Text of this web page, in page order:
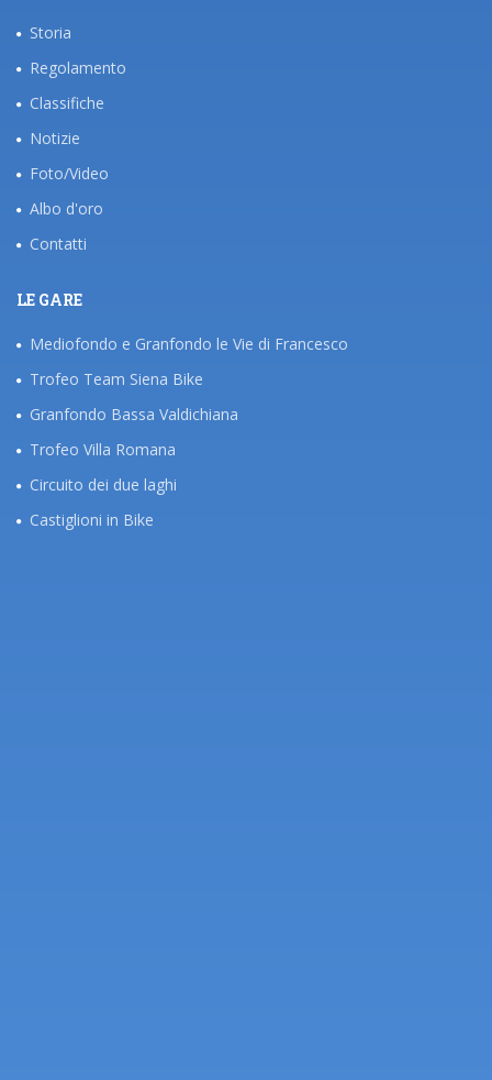
Storia
Regolamento
Classifiche
Notizie
Foto/Video
Albo d'oro
Contatti
LE GARE
Mediofondo e Granfondo le Vie di Francesco
Trofeo Team Siena Bike
Granfondo Bassa Valdichiana
Trofeo Villa Romana
Circuito dei due laghi
Castiglioni in Bike